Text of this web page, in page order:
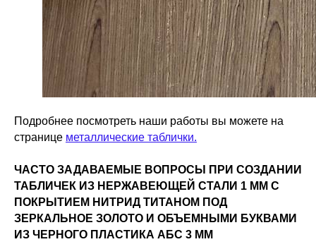
Подробнее посмотреть наши работы вы можете на
странице металлические таблички.
ЧАСТО ЗАДАВАЕМЫЕ ВОПРОСЫ ПРИ СОЗДАНИИ
ТАБЛИЧЕК ИЗ НЕРЖАВЕЮЩЕЙ СТАЛИ 1 ММ С
ПОКРЫТИЕМ НИТРИД ТИТАНОМ ПОД
ЗЕРКАЛЬНОЕ ЗОЛОТО И ОБЪЕМНЫМИ БУКВАМИ
ИЗ ЧЕРНОГО ПЛАСТИКА АБС 3 ММ